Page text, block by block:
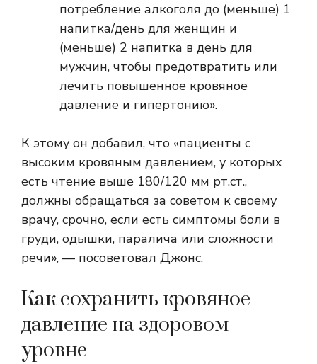
потребление алкоголя до (меньше) 1
напитка/день для женщин и
(меньше) 2 напитка в день для
мужчин, чтобы предотвратить или
лечить повышенное кровяное
давление и гипертонию».
К этому он добавил, что «пациенты с
высоким кровяным давлением, у которых
есть чтение выше 180/120 мм рт.ст.,
должны обращаться за советом к своему
врачу, срочно, если есть симптомы боли в
груди, одышки, паралича или сложности
речи», — посоветовал Джонс.
Как сохранить кровяное
давление на здоровом
уровне